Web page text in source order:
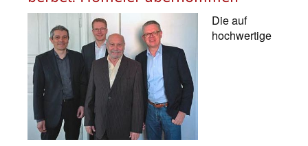
Die auf
hochwertige